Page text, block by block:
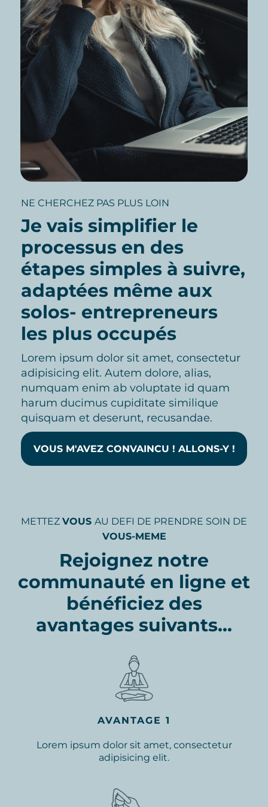
NE CHERCHEZ PAS PLUS LOIN
Je vais simplifier le
processus en des
étapes simples à suivre,
adaptées même aux
solos- entrepreneurs
les plus occupés
Lorem ipsum dolor sit amet, consectetur
adipisicing elit. Autem dolore, alias,
numquam enim ab voluptate id quam
harum ducimus cupiditate similique
quisquam et deserunt, recusandae.
VOUS M'AVEZ CONVAINCU ! ALLONS-Y !
METTEZ VOUS AU DEFI DE PRENDRE SOIN DE
VOUS-MEME
Rejoignez notre
communauté en ligne et
bénéficiez des
avantages suivants...
AVANTAGE 1
Lorem ipsum dolor sit amet, consectetur
adipisicing elit.